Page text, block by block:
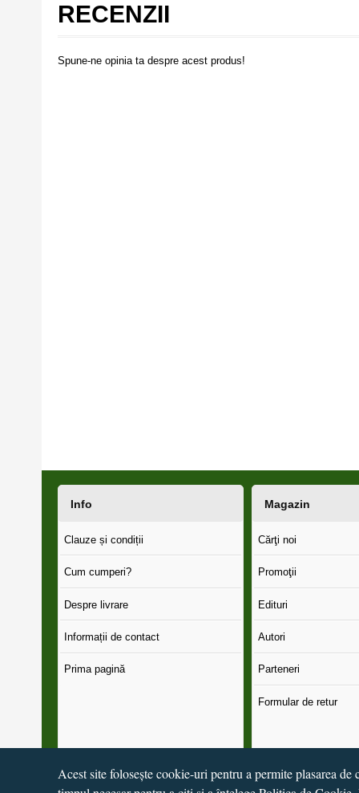
RECENZII
Spune-ne opinia ta despre acest produs!
Info
Clauze și condiții
Cum cumperi?
Despre livrare
Informații de contact
Prima pagină
Magazin
Cărţi noi
Promoţii
Edituri
Autori
Parteneri
Formular de retur
Acest site folosește cookie-uri pentru a permite plasarea